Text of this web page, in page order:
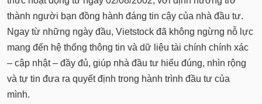
thành người bạn đồng hành đáng tin cậy của nhà đầu tư.
Ngay từ những ngày đầu, Vietstock đã không ngừng nỗ lực
mang đến hệ thống thông tin và dữ liệu tài chính chính xác
– cập nhật – đầy đủ, giúp nhà đầu tư hiểu đúng, nhìn rộng
và tự tin đưa ra quyết định trong hành trình đầu tư của
mình.